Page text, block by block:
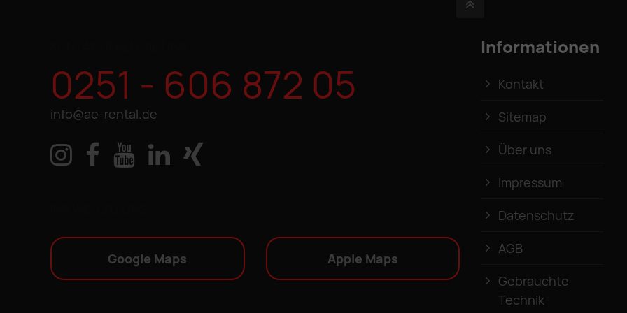
0251 - 606 872 05
info@ae-rental.de
Google Maps Apple Maps
Informationen
Kontakt
Sitemap
Über uns
Impressum
Datenschutz
AGB
Gebrauchte
Technik